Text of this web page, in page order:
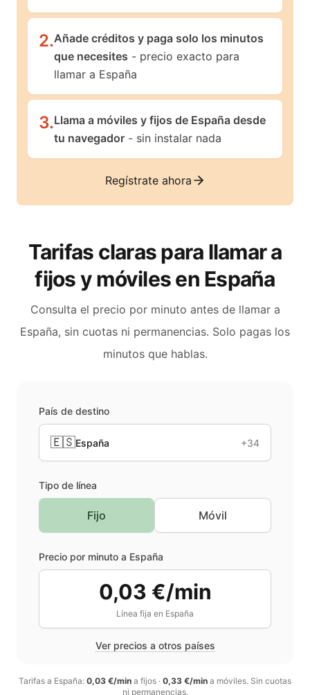
2.Añade créditos y paga solo los minutos
que necesites - precio exacto para
llamar a España
3.Llama a móviles y fijos de España desde
tu navegador - sin instalar nada
Regístrate ahora
Tarifas claras para llamar a
fijos y móviles en España
Consulta el precio por minuto antes de llamar a
España, sin cuotas ni permanencias. Solo pagas los
minutos que hablas.
País de destino
🇪🇸España +34
Tipo de línea
Fijo Móvil
Precio por minuto a España
0,03 €/min
Línea fija en España
Ver precios a otros países
Tarifas a España: 0,03 €/min a fijos · 0,33 €/min a móviles. Sin cuotas
ni permanencias.